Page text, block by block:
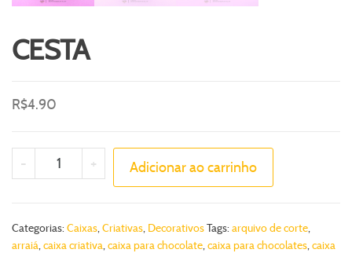
CESTA
R$4.90
- + Adicionar ao carrinho
Categorias: Caixas Criativas DecorativosTags: arquivo de corte
arraiá caixa criativa caixa para chocolate caixa para chocolates caixa